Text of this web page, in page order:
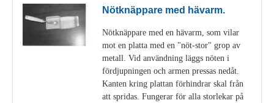
Nötknäppare med hävarm.
Nötknäppare med en hävarm, som vilar
mot en platta med en "nöt-stor" grop av
metall. Vid användning läggs nöten i
fördjupningen och armen pressas nedåt.
Kanten kring plattan förhindrar skal från
att spridas. Fungerar för alla storlekar på